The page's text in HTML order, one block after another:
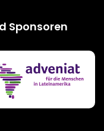
Sponsoren